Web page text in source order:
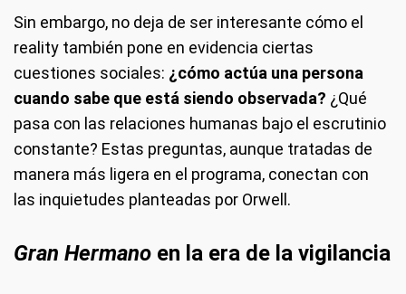
Sin embargo, no deja de ser interesante cómo el
reality también pone en evidencia ciertas
cuestiones sociales: ¿cómo actúa una persona
cuando sabe que está siendo observada? ¿Qué
pasa con las relaciones humanas bajo el escrutinio
constante? Estas preguntas, aunque tratadas de
manera más ligera en el programa, conectan con
las inquietudes planteadas por Orwell.
Gran Hermano en la era de la vigilancia